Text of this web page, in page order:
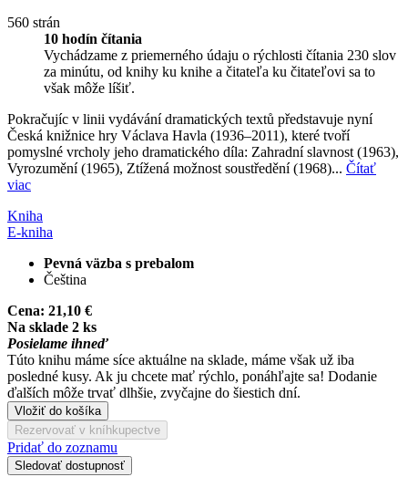
560 strán
10 hodín čítania
Vychádzame z priemerného údaju o rýchlosti čítania 230 slov
za minútu, od knihy ku knihe a čitateľa ku čitateľovi sa to
však môže líšiť.
Pokračujíc v linii vydávání dramatických textů představuje nyní
Česká knižnice hry Václava Havla (1936–2011), které tvoří
pomyslné vrcholy jeho dramatického díla: Zahradní slavnost (1963),
Vyrozumění (1965), Ztížená možnost soustředění (1968)... Čítať
viac
Kniha
E-kniha
Pevná väzba s prebalom
Čeština
Cena: 21,10 €
Na sklade 2 ks
Posielame ihneď
Túto knihu máme síce aktuálne na sklade, máme však už iba
posledné kusy. Ak ju chcete mať rýchlo, ponáhľajte sa! Dodanie
ďalších môže trvať dlhšie, zvyčajne do šiestich dní.
Vložiť do košíka
Rezervovať v kníhkupectve
Pridať do zoznamu
Sledovať dostupnosť